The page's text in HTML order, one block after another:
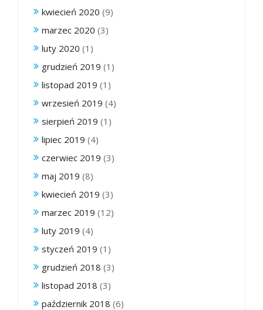
kwiecień 2020 (9)
marzec 2020 (3)
luty 2020 (1)
grudzień 2019 (1)
listopad 2019 (1)
wrzesień 2019 (4)
sierpień 2019 (1)
lipiec 2019 (4)
czerwiec 2019 (3)
maj 2019 (8)
kwiecień 2019 (3)
marzec 2019 (12)
luty 2019 (4)
styczeń 2019 (1)
grudzień 2018 (3)
listopad 2018 (3)
październik 2018 (6)